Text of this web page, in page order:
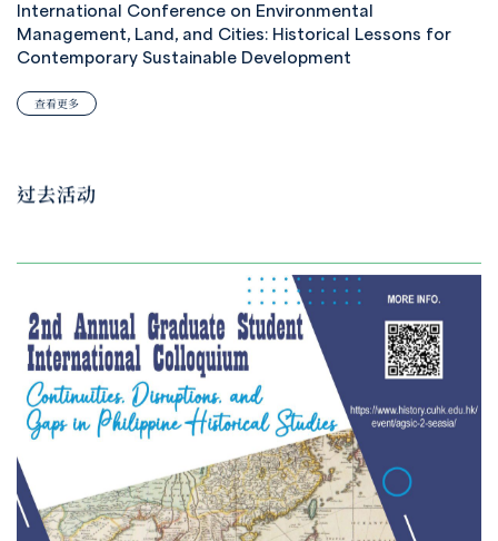
International Conference on Environmental
Management, Land, and Cities: Historical Lessons for
Contemporary Sustainable Development
查看更多
过去活动